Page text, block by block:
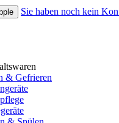
Sie haben noch kein
& Gefrieren